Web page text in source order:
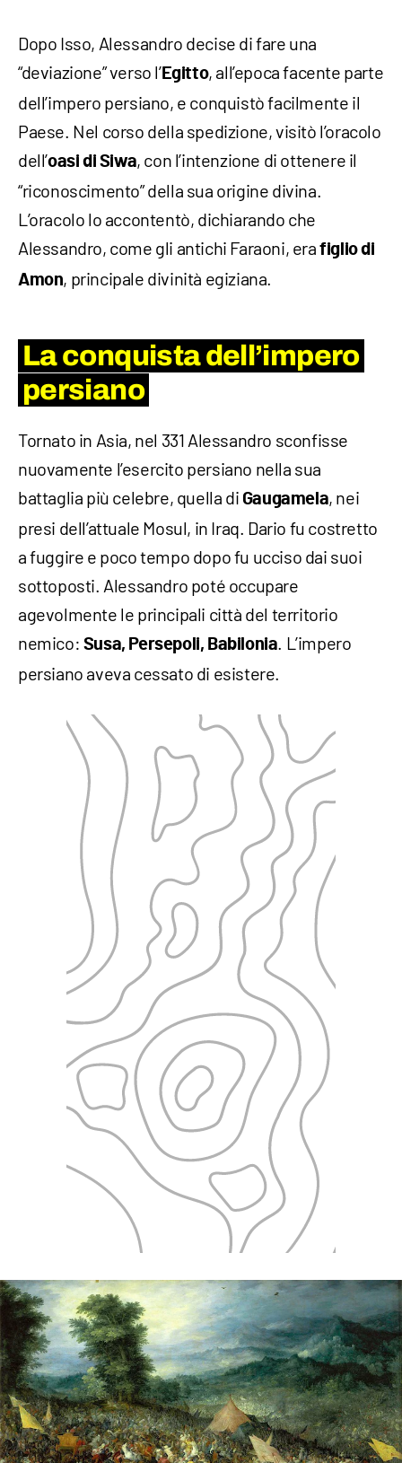
Dopo Isso, Alessandro decise di fare una
“deviazione” verso l’Egitto, all’epoca facente parte
dell’impero persiano, e conquistò facilmente il
Paese. Nel corso della spedizione, visitò l’oracolo
dell’oasi di Siwa, con l’intenzione di ottenere il
“riconoscimento” della sua origine divina.
L’oracolo lo accontentò, dichiarando che
Alessandro, come gli antichi Faraoni, erafiglio di
Amon, principale divinità egiziana.
La conquista dell’impero
persiano
Tornato in Asia, nel 331 Alessandro sconfisse
nuovamente l’esercito persiano nella sua
battaglia più celebre, quella di Gaugamela, nei
presi dell’attuale Mosul, in Iraq. Dario fu costretto
a fuggire e poco tempo dopo fu ucciso dai suoi
sottoposti. Alessandro poté occupare
agevolmente le principali città del territorio
nemico: Susa, Persepoli, Babilonia . L’impero
persiano aveva cessato di esistere.